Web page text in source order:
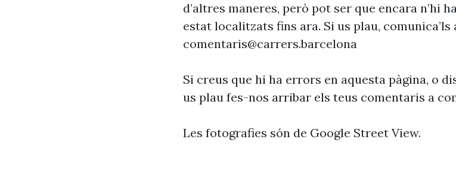
d’altres maneres, però pot ser que encara n’hi
estat localitzats fins ara. Si us plau, comunica’ls
comentaris@carrers.barcelona
Si creus que hi ha errors en aquesta pàgina, o
us plau fes-nos arribar els teus comentaris a
Les fotografies són de Google Street View.